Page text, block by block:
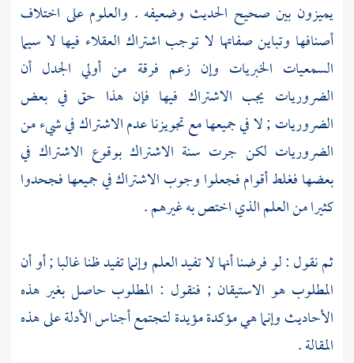
يميزون بين صحيح الحديث وضعيفه . والعلوم على اختلاف
أصنافها وتباين صفاتها لا توجب اشتراك العقلاء فيها لا سيما
السمعيات الخبريات وإن زعم فرقة من أولي الجدل أن
الضروريات يجب الاشتراك فيها فإن هذا حق في بعض
الضروريات ; لا في جميعها مع تجويزنا عدم الاشتراك في شيء من
الضروريات لكن جرت سنة الاشتراك بوقوع الاشتراك في
بعضها فغلط أقوام فجعلوا وجوب الاشتراك في جميعها فجحدوا
كثيرا من العلم الذي اختص به غيرهم .
ثم نقول : لو فرضنا أنها لا تفيد العلم وإنما تفيد ظنا غالبا ; أو أن
المطلوب هو الاستيقان ; فنقول : المطلوب حاصل بغير هذه
الأحاديث وإنما هي مؤكدة مؤيدة لتجتمع أجناس الأدلة على هذه
المقالة .